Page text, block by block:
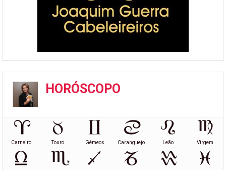
HORÓSCOPO
Carneiro Touro Gémeos Caranguejo Leão Virgem